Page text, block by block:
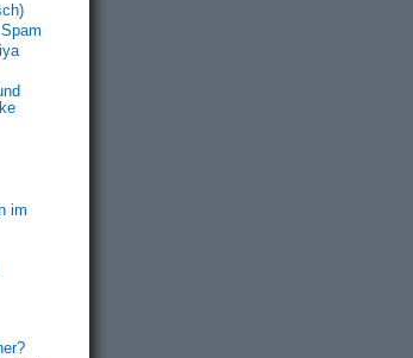
im